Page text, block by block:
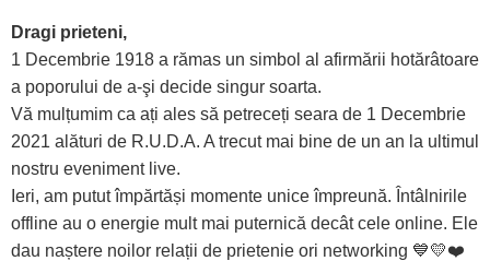
Dragi prieteni,
1 Decembrie 1918 a rămas un simbol al afirmării hotărâtoare
a poporului de a-şi decide singur soarta.
Vă mulțumim ca ați ales să petreceți seara de 1 Decembrie
2021 alături de R.U.D.A. A trecut mai bine de un an la ultimul
nostru eveniment live.
Ieri, am putut împărtăși momente unice împreună. Întâlnirile
offline au o energie mult mai puternică decât cele online. Ele
dau naștere noilor relații de prietenie ori networking 💙💛❤️